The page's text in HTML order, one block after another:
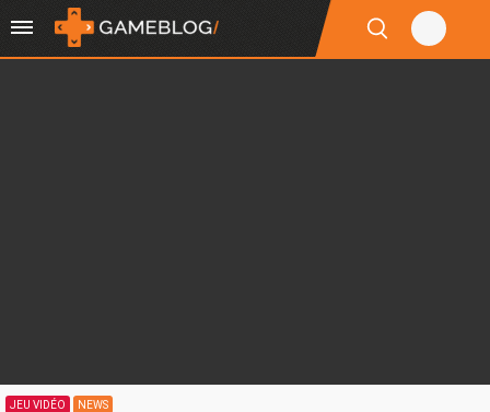
JEU VIDÉO NEWS